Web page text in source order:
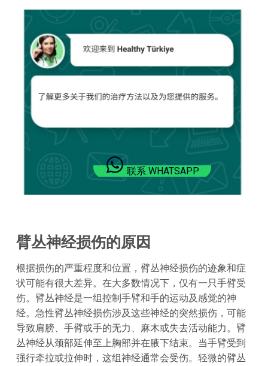
联系 WHATSAPP
臂丛神经损伤的原因
根据损伤的严重程度和位置，臂丛神经损伤的迹象和症
状可能有很大差异。在大多数情况下，仅有一只手臂受
伤。臂丛神经是一组控制手臂和手的运动及感觉的神
经。急性臂丛神经损伤涉及这些神经的突然损伤，可能
导致肩膀、手臂或手的无力、麻木或失去活动能力。臂
丛神经从颈部延伸至上胸部并在腋下结束。当手臂受到
强行牵拉或拉伸时，这组神经通常会受伤。轻微的臂丛